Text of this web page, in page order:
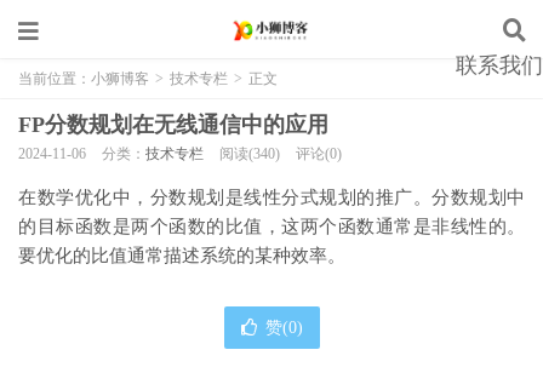
联系我们
当前位置： 小狮博客 > 技术专栏 > 正文
FP分数规划在无线通信中的应用
2024-11-06 分类： 技术专栏 阅读(340) 评论(0)
在数学优化中，分数规划是线性分式规划的推广。分数规划中
的目标函数是两个函数的比值，这两个函数通常是非线性的。
要优化的比值通常描述系统的某种效率。
赞(0)